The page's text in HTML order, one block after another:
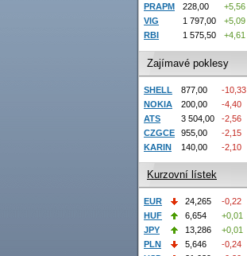
PRAPM
228,00
+5,56
VIG
1 797,00
+5,09
RBI
1 575,50 +4,61
Zajímavé poklesy
SHELL 877,00
-10,33
NOKIA
200,00
-4,40
ATS
3 504,00
-2,56
CZGCE
955,00
-2,15
KARIN
140,00 -2,10
Kurzovní lístek
EUR 24,265
-0,22
HUF
6,654
+0,01
JPY
13,286
+0,01
PLN
5,646
-0,24